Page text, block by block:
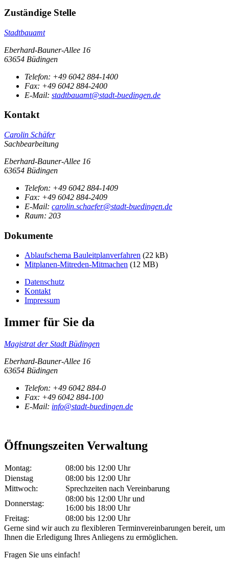
Zuständige Stelle
Stadtbauamt
Eberhard-Bauner-Allee 16
63654 Büdingen
Telefon: +49 6042 884-1400
Fax: +49 6042 884-2400
E-Mail: stadtbauamt@stadt-buedingen.de
Kontakt
Carolin Schäfer
Sachbearbeitung
Eberhard-Bauner-Allee 16
63654 Büdingen
Telefon: +49 6042 884-1409
Fax: +49 6042 884-2409
E-Mail: carolin.schaefer@stadt-buedingen.de
Raum: 203
Dokumente
Ablaufschema Bauleitplanverfahren (22 kB)
Mitplanen-Mitreden-Mitmachen (12 MB)
Datenschutz
Kontakt
Impressum
Immer für Sie da
Magistrat der Stadt Büdingen
Eberhard-Bauner-Allee 16
63654 Büdingen
Telefon: +49 6042 884-0
Fax: +49 6042 884-100
E-Mail: info@stadt-buedingen.de
Öffnungszeiten Verwaltung
Montag:
08:00 bis 12:00 Uhr
Dienstag
08:00 bis 12:00 Uhr
Mittwoch:
Sprechzeiten nach Vereinbarung
Donnerstag:
08:00 bis 12:00 Uhr und
16:00 bis 18:00 Uhr
Freitag:
08:00 bis 12:00 Uhr
Gerne sind wir auch zu flexibleren Terminvereinbarungen bereit, um
Ihnen die Erledigung Ihres Anliegens zu ermöglichen.
Fragen Sie uns einfach!